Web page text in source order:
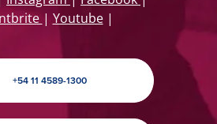
| Youtube|
+54 11 4589-1300